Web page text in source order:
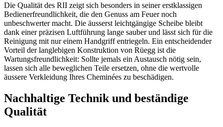
Die Qualität des RII zeigt sich besonders in seiner erstklassigen
Bedienerfreundlichkeit, die den Genuss am Feuer noch
unbeschwerter macht. Die äusserst leichtgängige Scheibe bleibt
dank einer präzisen Luftführung lange sauber und lässt sich für die
Reinigung mit nur einem Handgriff entriegeln. Ein entscheidender
Vorteil der langlebigen Konstruktion von Rüegg ist die
Wartungsfreundlichkeit: Sollte jemals ein Austausch nötig sein,
lassen sich alle beweglichen Teile ersetzen, ohne die wertvolle
äussere Verkleidung Ihres Cheminées zu beschädigen.
Nachhaltige Technik und beständige
Qualität